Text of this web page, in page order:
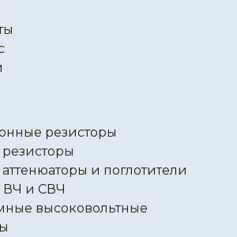
резисторы
и поглотители
ВЧ и СВЧ
высоковольтные